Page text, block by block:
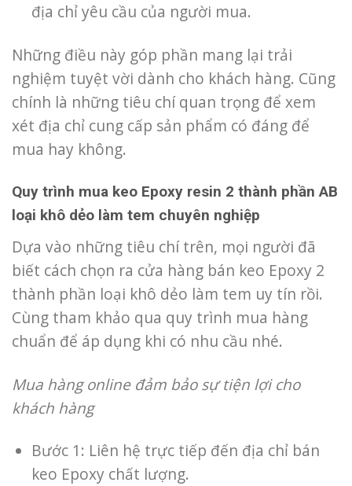
địa chỉ yêu cầu của người mua.
Những điều này góp phần mang lại trải
nghiệm tuyệt vời dành cho khách hàng. Cũng
chính là những tiêu chí quan trọng để xem
xét địa chỉ cung cấp sản phẩm có đáng để
mua hay không.
Quy trình mua keo Epoxy resin 2 thành phần AB
loại khô dẻo làm tem chuyên nghiệp
Dựa vào những tiêu chí trên, mọi người đã
biết cách chọn ra cửa hàng bán keo Epoxy 2
thành phần loại khô dẻo làm tem uy tín rồi.
Cùng tham khảo qua quy trình mua hàng
chuẩn để áp dụng khi có nhu cầu nhé.
Mua hàng online đảm bảo sự tiện lợi cho
khách hàng
Bước 1: Liên hệ trực tiếp đến địa chỉ bán
keo Epoxy chất lượng.